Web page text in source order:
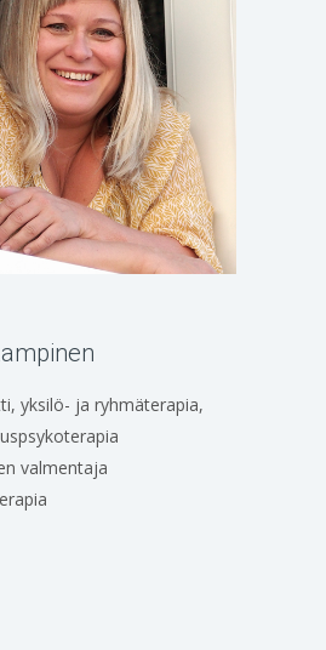
yksilö- ja ryhmäterapia,
valmentaja